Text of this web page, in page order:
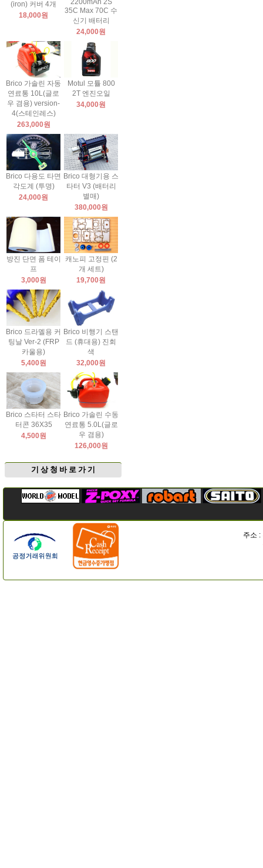
(iron) 커버 4개
18,000원
2200mAh 2S
35C Max 70C 수
신기 배터리
24,000원
Brico 가솔린 자동
연료통 10L(글로
우 겸용) version-
4(스테인레스)
263,000원
Motul 모튤 800
2T 엔진오일
34,000원
Brico 다용도 타면
각도계 (투명)
24,000원
Brico 대형기용 스
타터 V3 (배터리
별매)
380,000원
방진 단면 폼 테이
프
3,000원
캐노피 고정핀 (2
개 세트)
19,700원
Brico 드라멜용 커
팅날 Ver-2 (FRP
카울용)
5,400원
Brico 비행기 스탠
드 (휴대용) 진회
색
32,000원
Brico 스타터 스타
터콘 36X35
4,500원
Brico 가솔린 수동
연료통 5.0L(글로
우 겸용)
126,000원
기 상 청 바 로 가 기
주소